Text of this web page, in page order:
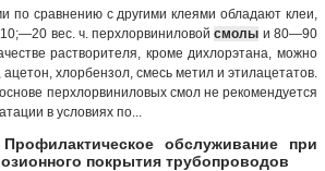
по сравнению с другими клеями обладают клеи,
10;—20 вес. ч. перхлорвиниловойсмолы и 80—90
растворителя, кроме дихлорэтана, можно
хлорбензол, смесь метил и этилацетатов.
перхлорвиниловых смол не рекомендуется
в условиях по...
обслуживание при
покрытия трубопроводов